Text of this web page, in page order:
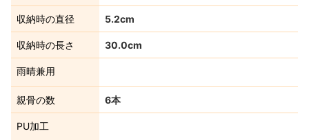
収納時の直径 5.2cm
収納時の長さ 30.0cm
雨晴兼用
親骨の数 6本
PU加工